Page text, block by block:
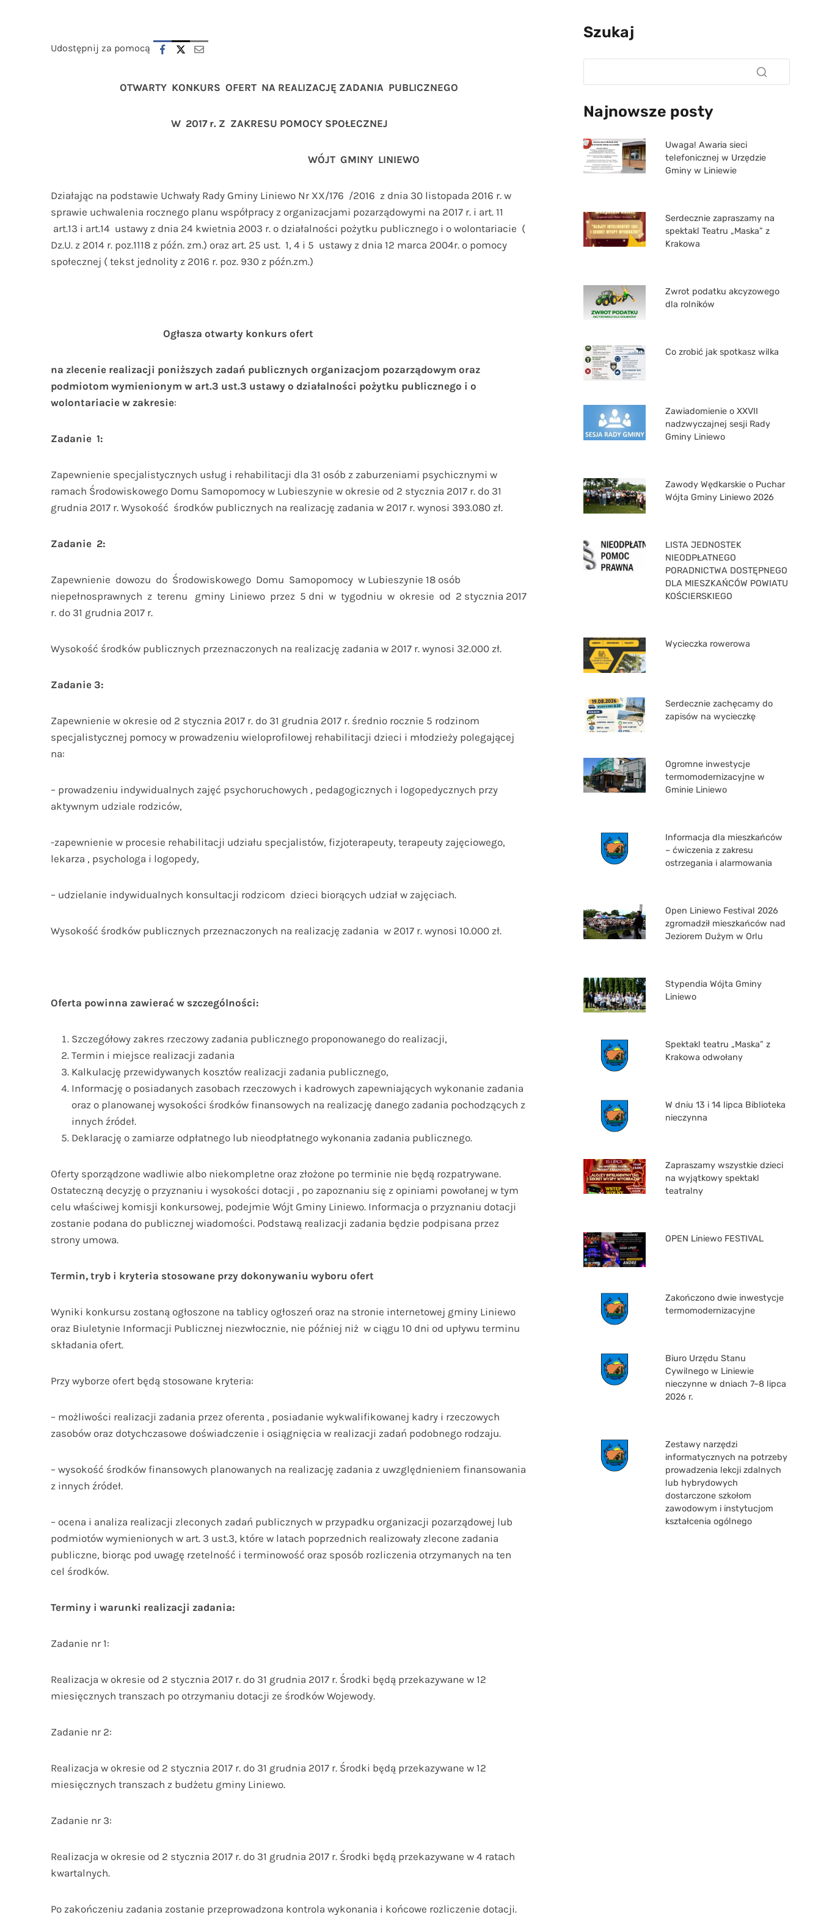
Udostępnij za pomocą
OTWARTY KONKURS OFERT NA REALIZACJĘ ZADANIA PUBLICZNEGO
W 2017 r. Z ZAKRESU POMOCY SPOŁECZNEJ
WÓJT GMINY LINIEWO
Działając na podstawie Uchwały Rady Gminy Liniewo Nr XX/176 /2016 z dnia 30 listopada 2016 r. w
sprawie uchwalenia rocznego planu współpracy z organizacjami pozarządowymi na 2017 r. i art. 11
art.13 i art.14 ustawy z dnia 24 kwietnia 2003 r. o działalności pożytku publicznego i o wolontariacie (
Dz.U. z 2014 r. poz.1118 z późn. zm.) oraz art. 25 ust. 1, 4 i 5 ustawy z dnia 12 marca 2004r. o pomocy
społecznej ( tekst jednolity z 2016 r. poz. 930 z późn.zm.)
Ogłasza otwarty konkurs ofert
na zlecenie realizacji poniższych zadań publicznych organizacjom pozarządowym oraz
podmiotom wymienionym w art.3 ust.3 ustawy o działalności pożytku publicznego i o
wolontariacie w zakresie:
Zadanie 1:
Zapewnienie specjalistycznych usług i rehabilitacji dla 31 osób z zaburzeniami psychicznymi w
ramach Środowiskowego Domu Samopomocy w Lubieszynie w okresie od 2 stycznia 2017 r. do 31
grudnia 2017 r. Wysokość środków publicznych na realizację zadania w 2017 r. wynosi 393.080 zł.
Zadanie 2:
Zapewnienie dowozu do Środowiskowego Domu Samopomocy w Lubieszynie 18 osób
niepełnosprawnych z terenu gminy Liniewo przez 5 dni w tygodniu w okresie od 2 stycznia 2017
r. do 31 grudnia 2017 r.
Wysokość środków publicznych przeznaczonych na realizację zadania w 2017 r. wynosi 32.000 zł.
Zadanie 3:
Zapewnienie w okresie od 2 stycznia 2017 r. do 31 grudnia 2017 r. średnio rocznie 5 rodzinom
specjalistycznej pomocy w prowadzeniu wieloprofilowej rehabilitacji dzieci i młodzieży polegającej
na:
– prowadzeniu indywidualnych zajęć psychoruchowych , pedagogicznych i logopedycznych przy
aktywnym udziale rodziców,
-zapewnienie w procesie rehabilitacji udziału specjalistów, fizjoterapeuty, terapeuty zajęciowego,
lekarza , psychologa i logopedy,
– udzielanie indywidualnych konsultacji rodzicom dzieci biorących udział w zajęciach.
Wysokość środków publicznych przeznaczonych na realizację zadania w 2017 r. wynosi 10.000 zł.
Oferta powinna zawierać w szczególności:
Szczegółowy zakres rzeczowy zadania publicznego proponowanego do realizacji,
Termin i miejsce realizacji zadania
Kalkulację przewidywanych kosztów realizacji zadania publicznego,
Informację o posiadanych zasobach rzeczowych i kadrowych zapewniających wykonanie zadania
oraz o planowanej wysokości środków finansowych na realizację danego zadania pochodzących z
innych źródeł.
Deklarację o zamiarze odpłatnego lub nieodpłatnego wykonania zadania publicznego.
Oferty sporządzone wadliwie albo niekompletne oraz złożone po terminie nie będą rozpatrywane.
Ostateczną decyzję o przyznaniu i wysokości dotacji , po zapoznaniu się z opiniami powołanej w tym
celu właściwej komisji konkursowej, podejmie Wójt Gminy Liniewo. Informacja o przyznaniu dotacji
zostanie podana do publicznej wiadomości. Podstawą realizacji zadania będzie podpisana przez
strony umowa.
Termin, tryb i kryteria stosowane przy dokonywaniu wyboru ofert
Wyniki konkursu zostaną ogłoszone na tablicy ogłoszeń oraz na stronie internetowej gminy Liniewo
oraz Biuletynie Informacji Publicznej niezwłocznie, nie później niż w ciągu 10 dni od upływu terminu
składania ofert.
Przy wyborze ofert będą stosowane kryteria:
– możliwości realizacji zadania przez oferenta , posiadanie wykwalifikowanej kadry i rzeczowych
zasobów oraz dotychczasowe doświadczenie i osiągnięcia w realizacji zadań podobnego rodzaju.
– wysokość środków finansowych planowanych na realizację zadania z uwzględnieniem finansowania
z innych źródeł.
– ocena i analiza realizacji zleconych zadań publicznych w przypadku organizacji pozarządowej lub
podmiotów wymienionych w art. 3 ust.3, które w latach poprzednich realizowały zlecone zadania
publiczne, biorąc pod uwagę rzetelność i terminowość oraz sposób rozliczenia otrzymanych na ten
cel środków.
Terminy i warunki realizacji zadania:
Zadanie nr 1:
Realizacja w okresie od 2 stycznia 2017 r. do 31 grudnia 2017 r. Środki będą przekazywane w 12
miesięcznych transzach po otrzymaniu dotacji ze środków Wojewody.
Zadanie nr 2:
Realizacja w okresie od 2 stycznia 2017 r. do 31 grudnia 2017 r. Środki będą przekazywane w 12
miesięcznych transzach z budżetu gminy Liniewo.
Zadanie nr 3:
Realizacja w okresie od 2 stycznia 2017 r. do 31 grudnia 2017 r. Środki będą przekazywane w 4 ratach
kwartalnych.
Po zakończeniu zadania zostanie przeprowadzona kontrola wykonania i końcowe rozliczenie dotacji.
Szukaj
Najnowsze posty
Uwaga! Awaria sieci
telefonicznej w Urzędzie
Gminy w Liniewie
Serdecznie zapraszamy na
spektakl Teatru „Maska” z
Krakowa
Zwrot podatku akcyzowego
dla rolników
Co zrobić jak spotkasz wilka
Zawiadomienie o XXVII
nadzwyczajnej sesji Rady
Gminy Liniewo
Zawody Wędkarskie o Puchar
Wójta Gminy Liniewo 2026
LISTA JEDNOSTEK
NIEODPŁATNEGO
PORADNICTWA DOSTĘPNEGO
DLA MIESZKAŃCÓW POWIATU
KOŚCIERSKIEGO
Wycieczka rowerowa
Serdecznie zachęcamy do
zapisów na wycieczkę
Ogromne inwestycje
termomodernizacyjne w
Gminie Liniewo
Informacja dla mieszkańców
– ćwiczenia z zakresu
ostrzegania i alarmowania
Open Liniewo Festival 2026
zgromadził mieszkańców nad
Jeziorem Dużym w Orlu
Stypendia Wójta Gminy
Liniewo
Spektakl teatru „Maska” z
Krakowa odwołany
W dniu 13 i 14 lipca Biblioteka
nieczynna
Zapraszamy wszystkie dzieci
na wyjątkowy spektakl
teatralny
OPEN Liniewo FESTIVAL
Zakończono dwie inwestycje
termomodernizacyjne
Biuro Urzędu Stanu
Cywilnego w Liniewie
nieczynne w dniach 7–8 lipca
2026 r.
Zestawy narzędzi
informatycznych na potrzeby
prowadzenia lekcji zdalnych
lub hybrydowych
dostarczone szkołom
zawodowym i instytucjom
kształcenia ogólnego